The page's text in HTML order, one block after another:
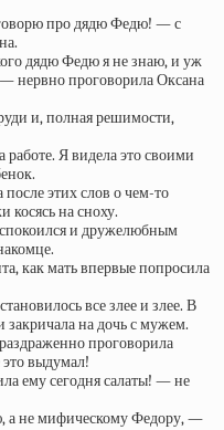
про дядю Федю! — с
дядю Федю я не знаю, и уж
нервно проговорила Оксана
и, полная решимости,
Я видела это своими
этих слов о чем-то
косясь на сноху.
и дружелюбным
как мать впервые попросила
все злее и злее. В
на дочь с мужем.
проговорила
выдумал!
ему сегодня салаты! — не
а не мифическому Федору, —